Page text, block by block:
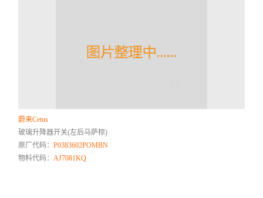
蔚来Cetus
玻璃升降器开关(左后马萨棕)
原厂代码：P0383602POMBN
物料代码：AJ7081KQ